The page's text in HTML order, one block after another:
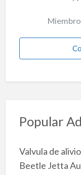
Popular
Valvula de
Beetle Jetta